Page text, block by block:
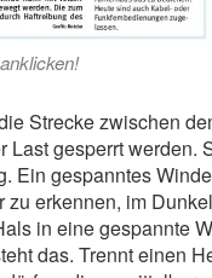
Strecke zwischen
Last gesperrt werden.
Ein gespanntes
zu erkennen, im
in eine gespannte
das. Trennt einen